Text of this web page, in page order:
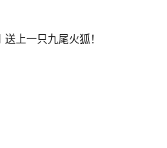
上一只九尾火狐！